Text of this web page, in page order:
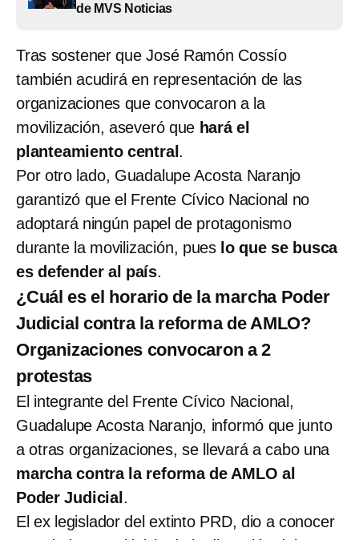
de MVS Noticias
Tras sostener que José Ramón Cossío
también acudirá en representación de las
organizaciones que convocaron a la
movilización, aseveró que hará el
planteamiento central .
Por otro lado, Guadalupe Acosta Naranjo
garantizó que el Frente Cívico Nacional no
adoptará ningún papel de protagonismo
durante la movilización, pues lo que se busca
es defender al país.
¿Cuál es el horario de la marcha Poder
Judicial contra la reforma de AMLO?
Organizaciones convocaron a 2
protestas
El integrante del Frente Cívico Nacional,
Guadalupe Acosta Naranjo, informó que junto
a otras organizaciones, se llevará a cabo una
marcha contra la reforma de AMLO al
Poder Judicial .
El ex legislador del extinto PRD, dio a conocer